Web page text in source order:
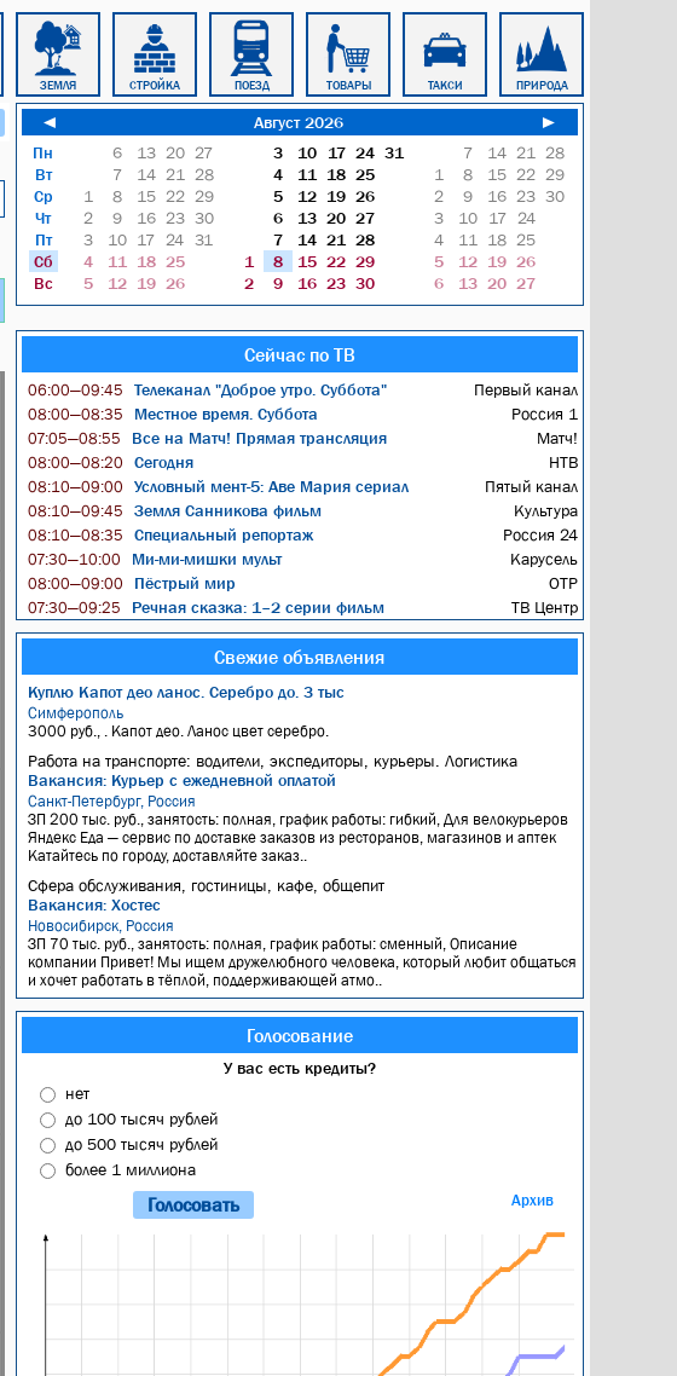
ЗЕМЛЯ СТРОЙКА ПОЕЗД ТОВАРЫ ТАКСИ ПРИРОДА
◄ Август 2026
►
Пн
Вт
Ср
Чт
Пт
Сб
Вс
6 13 20 27
7
14 21
28
1
8 15 22 29
2
9 16 23 30
3
10 17 24 31
4
11 18 25
5
12 19 26
3 10 17 24 31
4
11 18 25
5
12 19 26
6
13 20 27
7
14 21
28
1
8 15 22 29
2
9 16 23 30
7 14 21
28
1
8 15 22 29
2
9 16 23 30
3
10 17
24
4
11 18 25
5
12 19 26
6
13 20 27
Сейчас по ТВ
06:00—09:45 Телеканал "Доброе утро. Суббота" Первый канал
08:00—08:35 Местное время. Суббота Россия 1
07:05—08:55 Все на Матч! Прямая трансляция Матч!
08:00—08:20 Сегодня НТВ
08:10—09:00 Условный мент-5: Аве Мария сериал Пятый канал
08:10—09:45 Земля Санникова фильм Культура
08:10—08:35 Специальный репортаж Россия 24
07:30—10:00 Ми-ми-мишки мульт Карусель
08:00—09:00 Пёстрый мир ОТР
07:30—09:25 Речная сказка: 1–2 серии фильм ТВ Центр
Свежие объявления
Куплю Капот део ланос. Серебро до. 3 тыс
Симферополь
3000 руб., . Капот део. Ланос цвет серебро.
Работа на транспорте: водители, экспедиторы, курьеры. Логистика
Вакансия: Курьер с ежедневной оплатой
Санкт-Петербург, Россия
ЗП 200 тыс. руб., занятость: полная, график работы: гибкий, Для велокурьеров
Яндекс Еда — сервис по доставке заказов из ресторанов, магазинов и аптек
Катайтесь по городу, доставляйте заказ..
Сфера обслуживания, гостиницы, кафе, общепит
Вакансия: Хостес
Новосибирск, Россия
ЗП 70 тыс. руб., занятость: полная, график работы: сменный, Описание
компании Привет! Мы ищем дружелюбного человека, который любит общаться
и хочет работать в тёплой, поддерживающей атмо..
Голосование
У вас есть кредиты?
нет
до 100 тысяч рублей
до 500 тысяч рублей
более 1 миллиона
Архив